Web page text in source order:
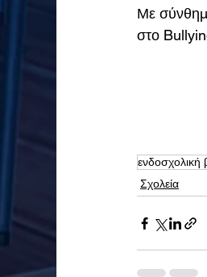
Με
στο
ενδοσχολική
Σχολεία